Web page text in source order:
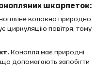
шкарпеток:
волокно природно
циркуляцію повітря, тому
Конопля має природні
що допомагають запобігти